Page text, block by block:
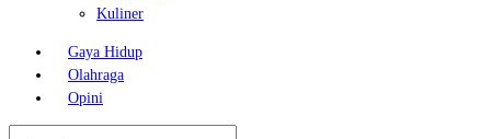
Kuliner
Gaya Hidup
Olahraga
Opini